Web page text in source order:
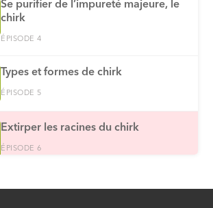
Se purifier de l’impureté majeure, le
chirk
ÉPISODE 4
Types et formes de chirk
ÉPISODE 5
Extirper les racines du chirk
ÉPISODE 6